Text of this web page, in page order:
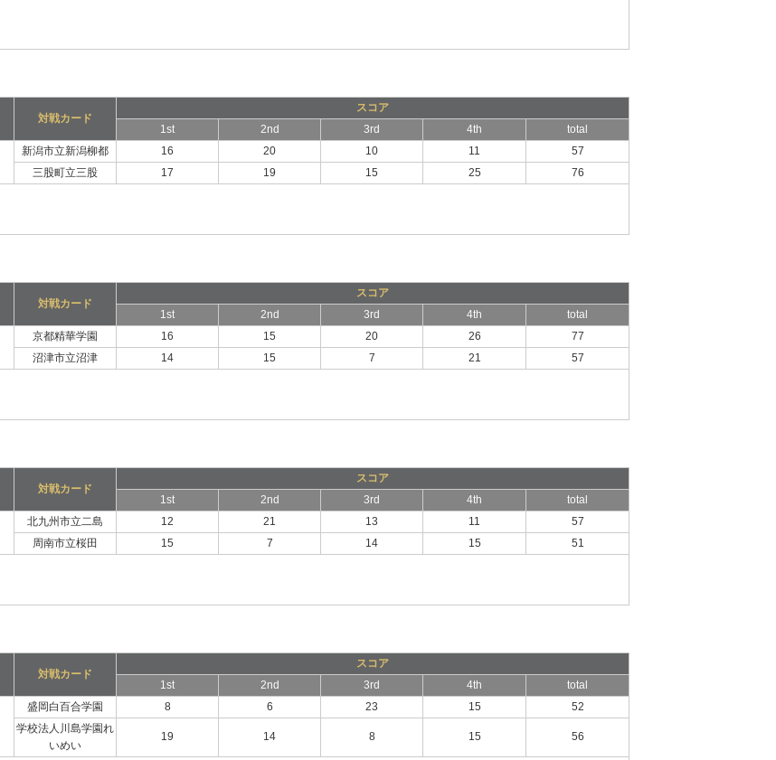
対戦カード
スコア
1st
2nd 3rd 4th total
新潟市立新潟柳都 16 20 10 11
57
三股町立三股
17 19 15 25 76
対戦カード
スコア
1st
2nd 3rd 4th total
京都精華学園 16 15 20 26
77
沼津市立沼津
14 15 7 21 57
対戦カード
スコア
1st
2nd 3rd 4th total
北九州市立二島 12 21 13 11
57
周南市立桜田
15 7 14 15 51
対戦カード
スコア
1st
2nd 3rd 4th total
盛岡白百合学園 8 6 23 15
52
学校法人川島学園れ
いめい
19 14 8 15 56